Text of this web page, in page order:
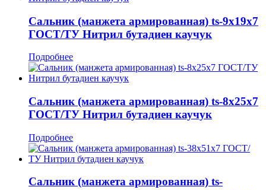
Сальник (манжета армированная) ts-9x19x7
ГОСТ/ТУ Нитрил бутадиен каучук
Подробнее
Сальник (манжета армированная) ts-8x25x7
ГОСТ/ТУ Нитрил бутадиен каучук
Подробнее
Сальник (манжета армированная) ts-